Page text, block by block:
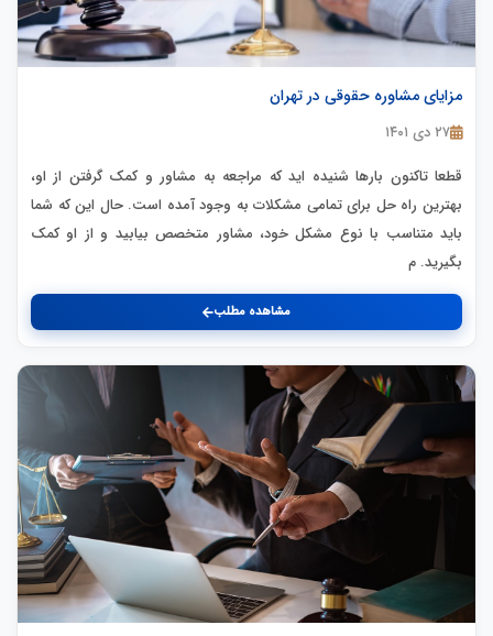
مزایای مشاوره حقوقی در تهران
۲۷ دی ۱۴۰۱
قطعا تاکنون بارها شنیده اید که مراجعه به مشاور و کمک گرفتن از او،
بهترین راه حل برای تمامی مشکلات به وجود آمده است. حال این که شما
باید متناسب با نوع مشکل خود، مشاور متخصص بیابید و از او کمک
بگیرید. م
مشاهده مطلب